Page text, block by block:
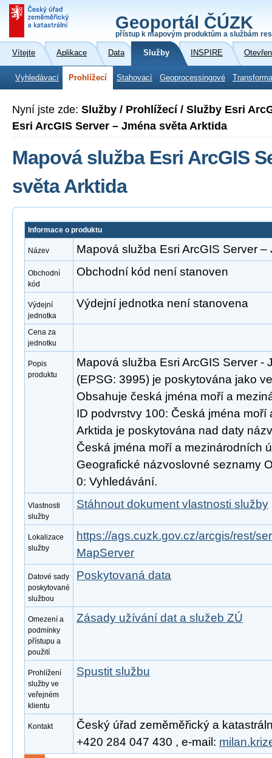
Geoportál ČÚZK
přístup k mapovým produktům a službám
Vítejte Aplikace Data Služby INSPIRE
Vyhledávací Prohlížecí Stahovací Geoprocessingové
Nyní jste zde: Služby / Prohlížecí / Služby Esri
Esri ArcGIS Server – Jména světa Arktida
Mapová služba Esri ArcGIS
světa Arktida
Informace o produktu
Název Mapová služba Esri ArcGIS Server
Obchodní
kód
Obchodní kód není stanoven
Výdejní
jednotka
Výdejní jednotka není stanovena
Cena za
jednotku
Popis
produktu
Mapová služba Esri ArcGIS Server -
(EPSG: 3995) je poskytována jako
Obsahuje česká jména moří a
ID podvrstvy 100: Česká jména
Arktida je poskytována nad daty
Česká jména moří a mezinárodních
Geografické názvoslovné seznamy
0: Vyhledávání.
Vlastnosti
služby
Stáhnout dokument vlastnosti služby
Lokalizace
služby
https://ags.cuzk.gov.cz/arcgis/rest/
MapServer
Datové sady
poskytované
službou
Poskytovaná data
Omezení a
podmínky
přístupu a
použití
Zásady užívání dat a služeb ZÚ
Prohlížení
služby ve
veřejném
klientu
Spustit službu
Kontakt
Český úřad zeměměřický a
+420 284 047 430 , e-mail: